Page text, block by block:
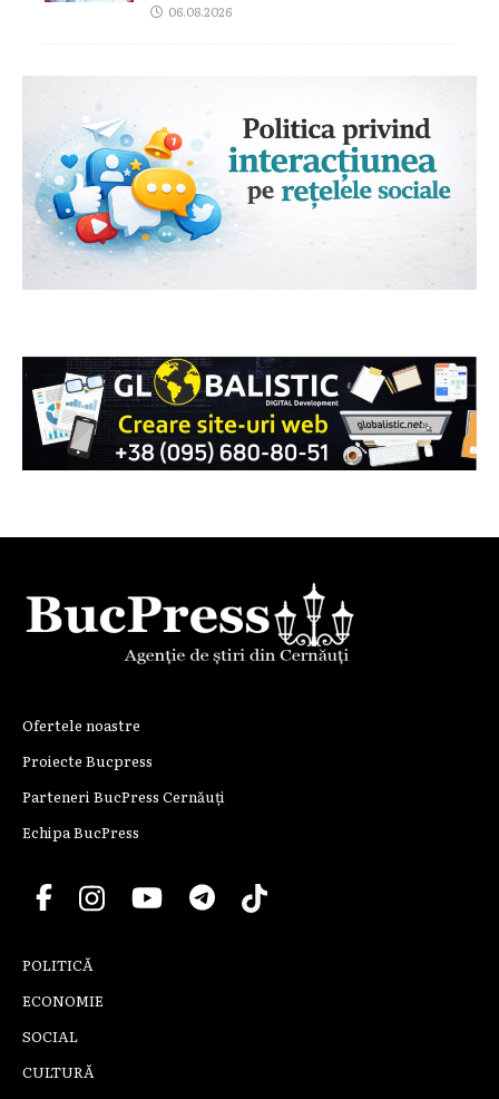
06.08.2026
Ofertele noastre
Proiecte Bucpress
Parteneri BucPress Cernăuți
Echipa BucPress
POLITICĂ
ECONOMIE
SOCIAL
CULTURĂ